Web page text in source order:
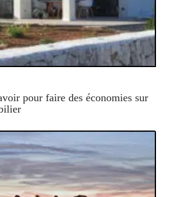
pour faire des économies sur